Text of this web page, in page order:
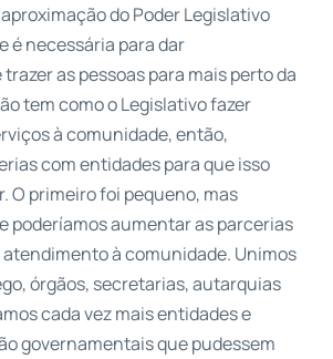
do Poder Legislativo
é necessária para dar
as pessoas para mais perto da
tem como o Legislativo fazer
à comunidade, então,
com entidades para que isso
O primeiro foi pequeno, mas
poderíamos aumentar as parcerias
atendimento à comunidade. Unimos
órgãos, secretarias, autarquias
cada vez mais entidades e
governamentais que pudessem